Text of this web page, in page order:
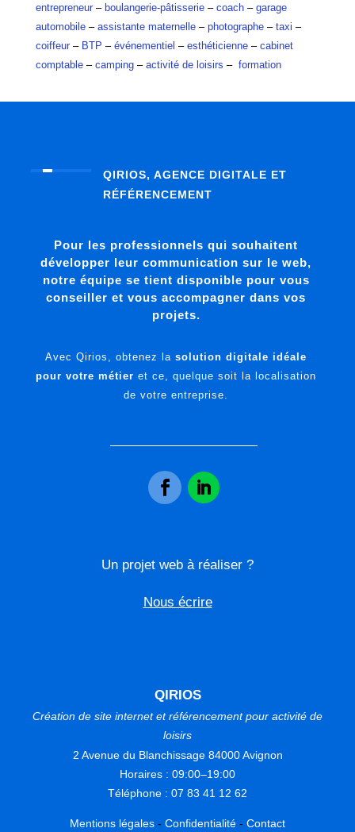
entrepreneur– boulangerie-pâtisserie– coach– garage
automobile– assistante maternelle– photographe– taxi –
coiffeur– BTP – événementiel – esthéticienne– cabinet
comptable– camping– activité de loisirs – formation
QIRIOS, AGENCE DIGITALE ET
RÉFÉRENCEMENT
Pour les professionnels qui souhaitent
développer leur communication sur le web,
notre équipe se tient disponible pour vous
conseiller et vous accompagner dans vos
projets.
Avec Qirios, obtenez lasolution digitale idéale
pour votre métier et ce, quelque soit la localisation
de votre entreprise.
Un projet web à réaliser ?
Nous écrire
QIRIOS
Création de site internet et référencement pour activité de
loisirs
2 Avenue du Blanchissage 84000 Avignon
Horaires : 09:00–19:00
Téléphone : 07 83 41 12 62
Mentions légales - Confidentialité - Contact